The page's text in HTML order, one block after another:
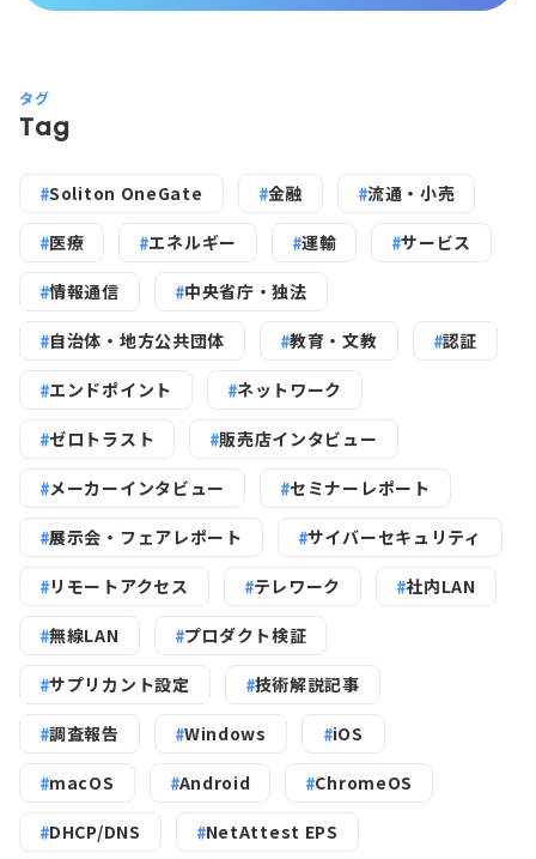
タグ
Tag
Soliton OneGate 金融 流通・小売
医療 エネルギー 運輸 サービス
情報通信 中央省庁・独法
自治体・地方公共団体 教育・文教 認証
エンドポイント ネットワーク
ゼロトラスト 販売店インタビュー
メーカーインタビュー セミナーレポート
展示会・フェアレポート サイバーセキュリティ
リモートアクセス テレワーク 社内LAN
無線LAN プロダクト検証
サプリカント設定 技術解説記事
調査報告 Windows iOS
macOS Android ChromeOS
DHCP/DNS NetAttest EPS